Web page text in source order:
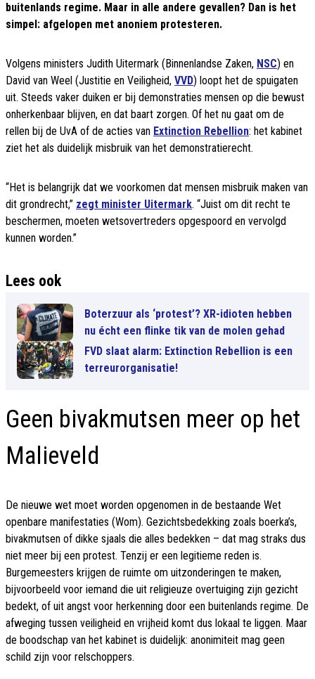
buitenlands regime. Maar in alle andere gevallen? Dan is het
simpel: afgelopen met anoniem protesteren.
Volgens ministers Judith Uitermark (Binnenlandse Zaken, NSC) en
David van Weel (Justitie en Veiligheid, VVD) loopt het de spuigaten
uit. Steeds vaker duiken er bij demonstraties mensen op die bewust
onherkenbaar blijven, en dat baart zorgen. Of het nu gaat om de
rellen bij de UvA of de acties van Extinction Rebellion: het kabinet
ziet het als duidelijk misbruik van het demonstratierecht.
“Het is belangrijk dat we voorkomen dat mensen misbruik maken van
dit grondrecht,” zegt minister Uitermark. “Juist om dit recht te
beschermen, moeten wetsovertreders opgespoord en vervolgd
kunnen worden.”
Lees ook
Boterzuur als ‘protest’? XR-idioten hebben
nu écht een flinke tik van de molen gehad
FVD slaat alarm: Extinction Rebellion is een
terreurorganisatie!
Geen bivakmutsen meer op het
Malieveld
De nieuwe wet moet worden opgenomen in de bestaande Wet
openbare manifestaties (Wom). Gezichtsbedekking zoals boerka’s,
bivakmutsen of dikke sjaals die alles bedekken – dat mag straks dus
niet meer bij een protest. Tenzij er een legitieme reden is.
Burgemeesters krijgen de ruimte om uitzonderingen te maken,
bijvoorbeeld voor iemand die uit religieuze overtuiging zijn gezicht
bedekt, of uit angst voor herkenning door een buitenlands regime. De
afweging tussen veiligheid en vrijheid komt dus lokaal te liggen. Maar
de boodschap van het kabinet is duidelijk: anonimiteit mag geen
schild zijn voor relschoppers.